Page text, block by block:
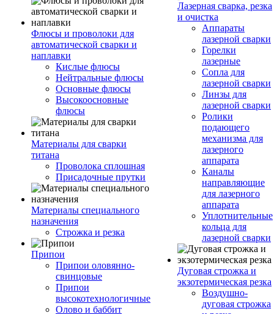
Флюсы и проволоки для
автоматической сварки и
наплавки
Кислые флюсы
Нейтральные флюсы
Основные флюсы
Высокоосновные
флюсы
Материалы для сварки
титана
Проволока сплошная
Присадочные прутки
Материалы специального
назначения
Строжка и резка
Припои
Припои оловянно-
свинцовые
Припои
высокотехнологичные
Олово и баббит
Лазерная сварка, резка
и очистка
Аппараты
лазерной сварки
Горелки
лазерные
Сопла для
лазерной сварки
Линзы для
лазерной сварки
Ролики
подающего
механизма для
лазерного
аппарата
Каналы
направляющие
для лазерного
аппарата
Уплотнительные
кольца для
лазерной сварки
Дуговая строжка и
экзотермическая резка
Воздушно-
дуговая строжка